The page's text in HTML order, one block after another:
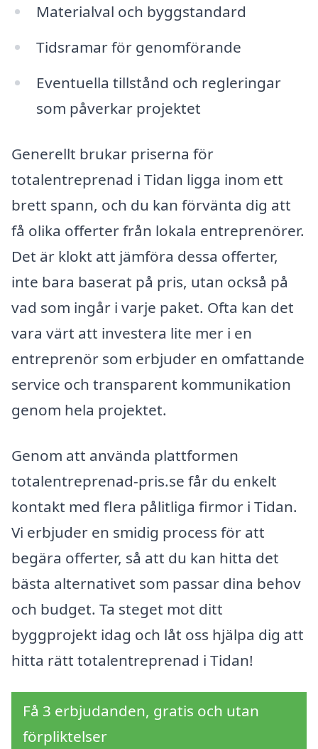
Materialval och byggstandard
Tidsramar för genomförande
Eventuella tillstånd och regleringar
som påverkar projektet
Generellt brukar priserna för
totalentreprenad i Tidan ligga inom ett
brett spann, och du kan förvänta dig att
få olika offerter från lokala entreprenörer.
Det är klokt att jämföra dessa offerter,
inte bara baserat på pris, utan också på
vad som ingår i varje paket. Ofta kan det
vara värt att investera lite mer i en
entreprenör som erbjuder en omfattande
service och transparent kommunikation
genom hela projektet.
Genom att använda plattformen
totalentreprenad-pris.se får du enkelt
kontakt med flera pålitliga firmor i Tidan.
Vi erbjuder en smidig process för att
begära offerter, så att du kan hitta det
bästa alternativet som passar dina behov
och budget. Ta steget mot ditt
byggprojekt idag och låt oss hjälpa dig att
hitta rätt totalentreprenad i Tidan!
Få 3 erbjudanden, gratis och utan
förpliktelser